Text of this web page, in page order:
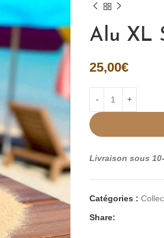
Alu XL
25,00€
Livraison sous
Catégories :
Share: